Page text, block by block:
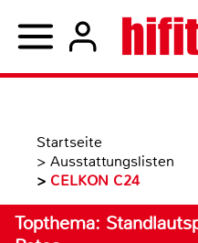
Startseite
> Ausstattungslisten
> CELKON C24
Topthema: